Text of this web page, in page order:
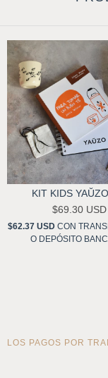
KIT KIDS
$69.30 USD
$62.37 USD CON
O DEPÓSITO
LOS PAGOS POR